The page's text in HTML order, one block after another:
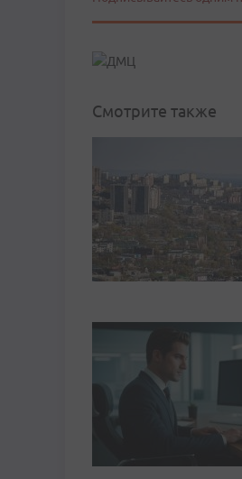
Смотрите также